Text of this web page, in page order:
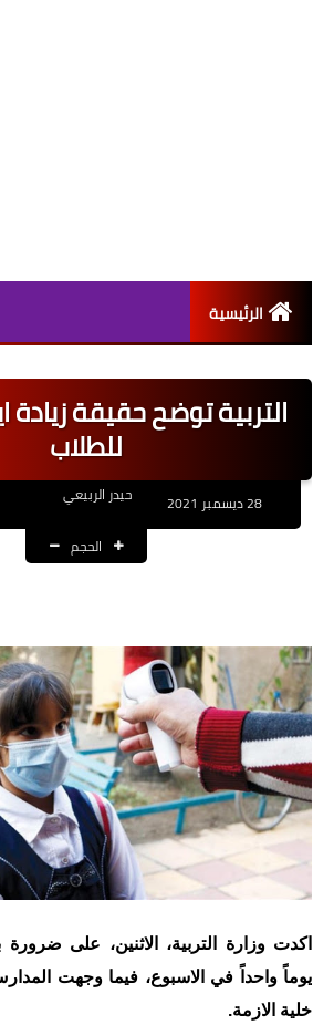
الرئيسية
اخبار
اخبار القطاع
العقود
الرواتب
القروض
المنح
قطع الاراضي
اخبار العراق
الاخبار
التربية توضح حقيقة زيادة
للطلاب
28 ديسمبر 2021 حيدر الربيعي
الحجم
اكدت وزارة التربية، الاثنين، على
يوماً واحداً في الاسبوع، فيما وجهت
خلية الازمة.